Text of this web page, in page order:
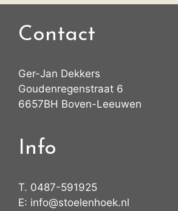
Contact
Ger-Jan Dekkers
Goudenregenstraat 6
6657BH Boven-Leeuwen
Info
T. 0487-591925
E: info@stoelenhoek.nl